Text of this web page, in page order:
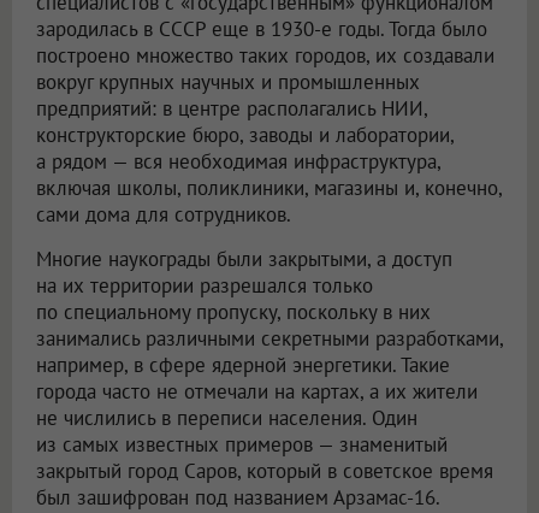
зародилась в СССР еще в 1930-е годы. Тогда было
построено множество таких городов, их создавали
вокруг крупных научных и промышленных
предприятий: в центре располагались НИИ,
конструкторские бюро, заводы и лаборатории,
а рядом — вся необходимая инфраструктура,
включая школы, поликлиники, магазины и, конечно,
сами дома для сотрудников.
Многие наукограды были закрытыми, а доступ
на их территории разрешался только
по специальному пропуску, поскольку в них
занимались различными секретными разработками,
например, в сфере ядерной энергетики. Такие
города часто не отмечали на картах, а их жители
не числились в переписи населения. Один
из самых известных примеров — знаменитый
закрытый город Саров, который в советское время
был зашифрован под названием Арзамас-16.